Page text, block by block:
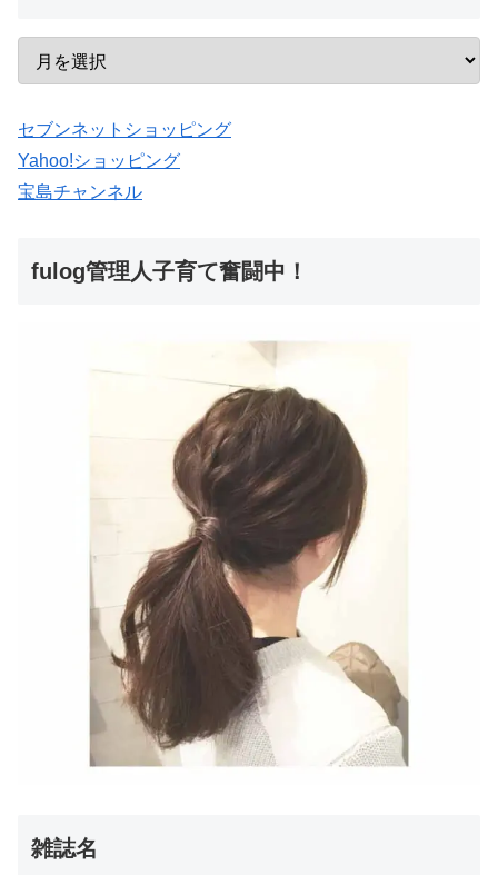
セブンネットショッピング
Yahoo!ショッピング
宝島チャンネル
fulog管理人子育て奮闘中！
雑誌名